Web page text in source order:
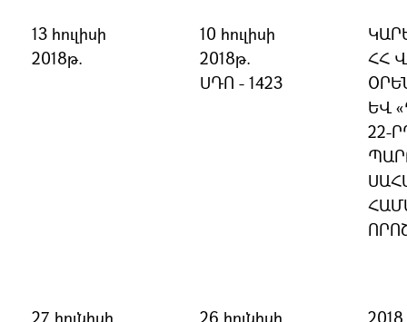
13 հուլիսի
2018թ.
10 հուլիսի
2018թ.
ՍԴՈ - 1423
ՀՀ
ԵՎ
22-
27 հունիսի
26 հունիսի